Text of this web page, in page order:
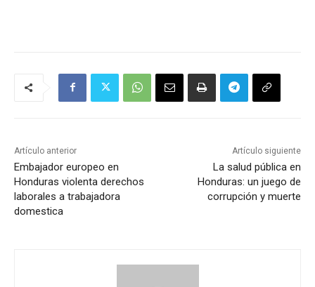
Artículo anterior
Embajador europeo en
Honduras violenta derechos
laborales a trabajadora
domestica
Artículo siguiente
La salud pública en
Honduras: un juego de
corrupción y muerte